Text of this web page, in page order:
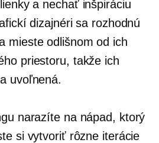
a nechať inšpiráciu
dizajnéri sa rozhodnú
mieste odlišnom od ich
priestoru, takže ich
uvoľnená.
narazíte na nápad, ktorý
si vytvoriť rôzne iterácie